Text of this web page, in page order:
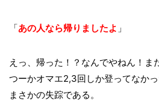
「あの人なら帰りましたよ 」
えっ、帰った！？なんでやねん！ま
つーかオマエ2,3回しか登ってなかっ
まさかの失踪である。